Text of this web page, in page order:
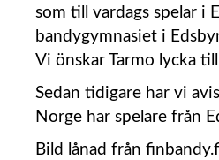
som till vardags spelar i
bandygymnasiet i
Vi önskar Tarmo lycka
Sedan tidigare har vi
Norge har spelare från
Bild lånad från